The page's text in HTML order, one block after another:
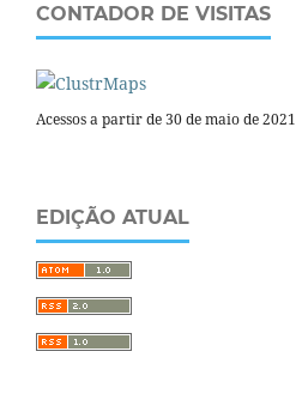
CONTADOR DE VISITAS
Acessos a partir de 30 de maio de 2021
EDIÇÃO ATUAL